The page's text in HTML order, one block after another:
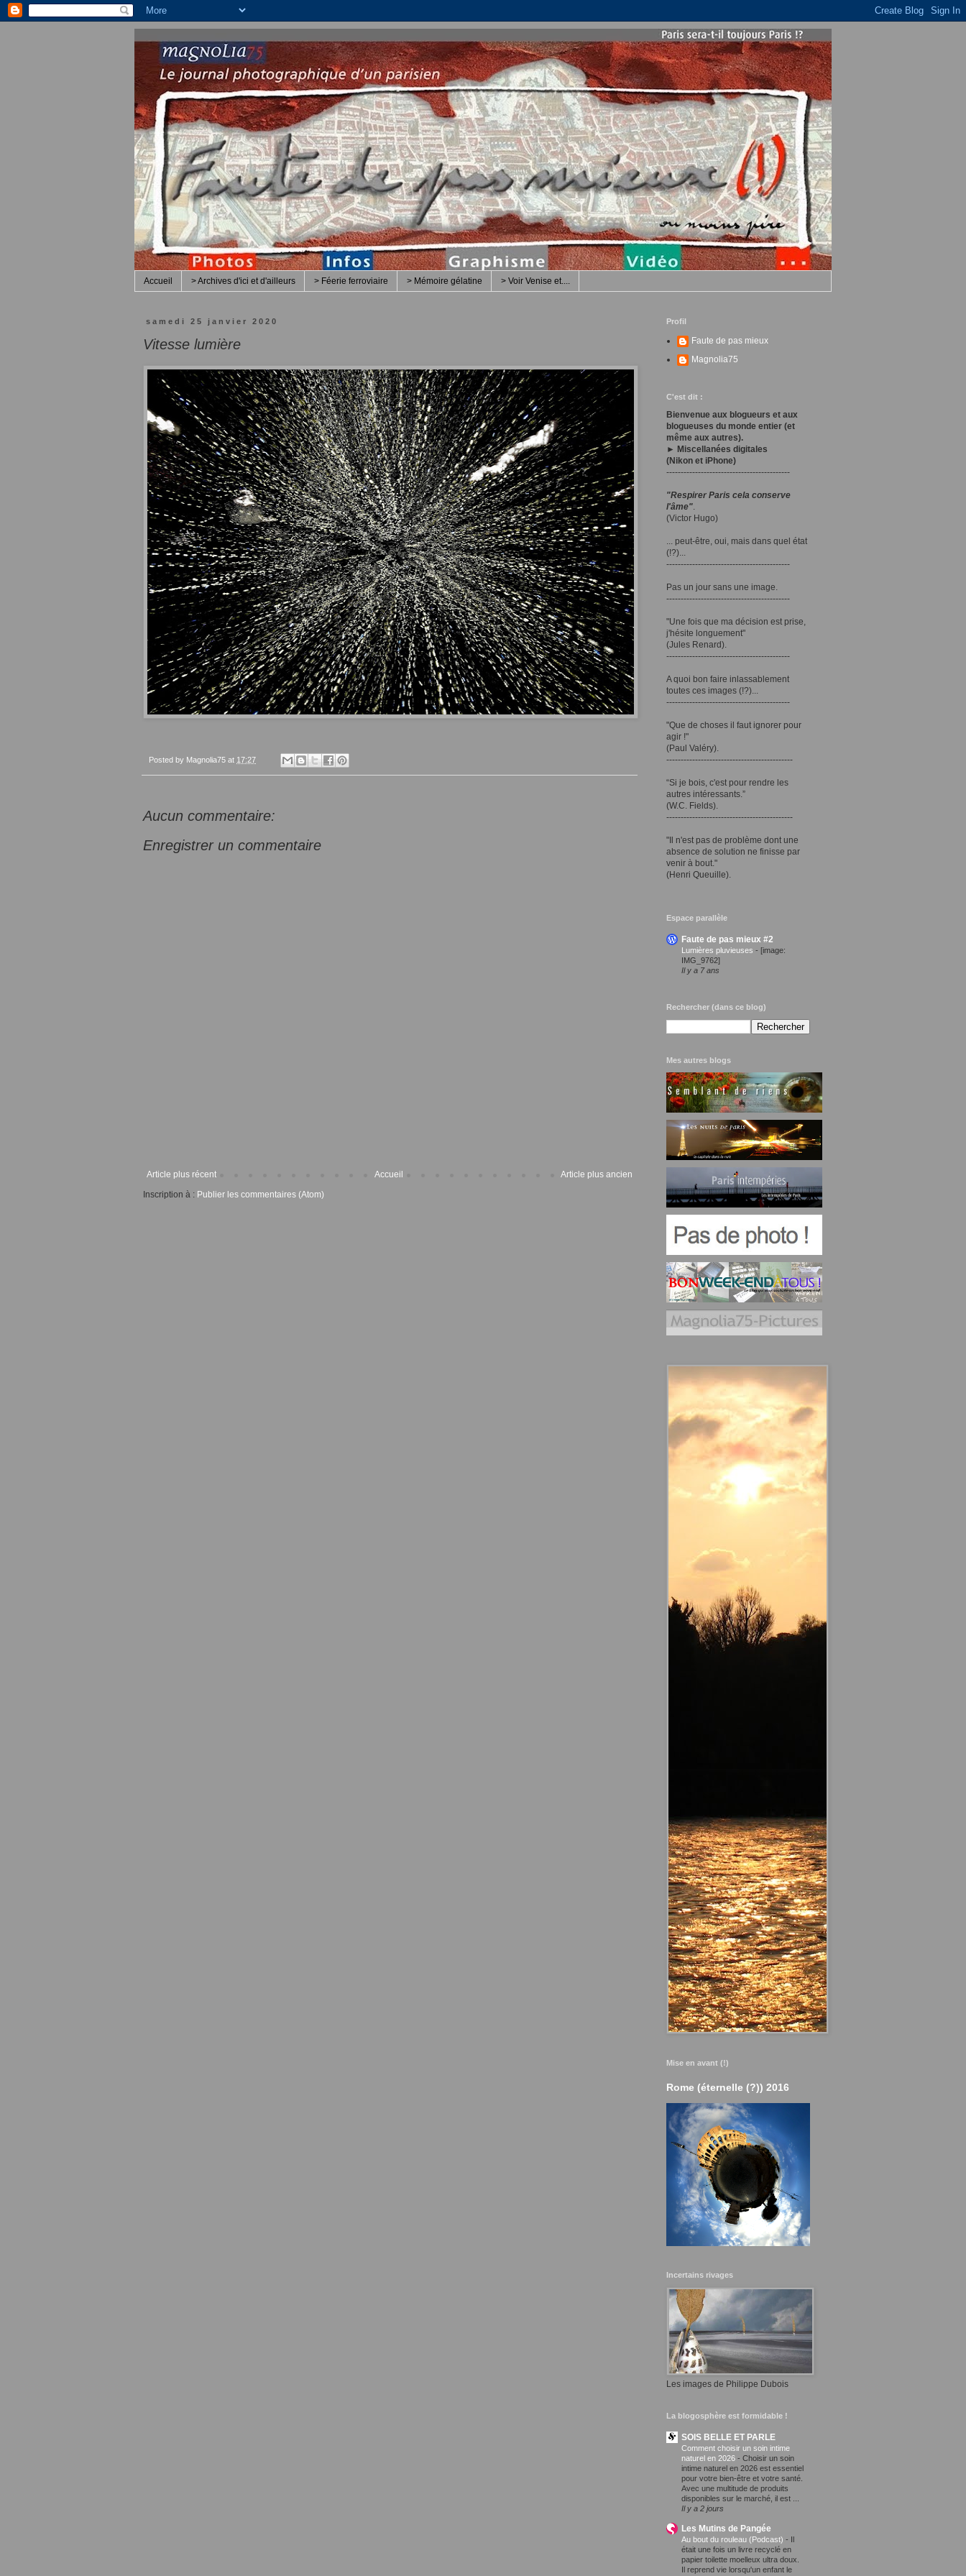
Accueil > Archives d'ici et d'ailleurs > Féerie ferroviaire > Mémoire gélatine > Voir Venise et....
samedi 25 janvier 2020
Vitesse lumière
Posted by Magnolia75 at 17:27
Aucun commentaire:
Enregistrer un commentaire
Article plus récent Article plus ancien
Accueil
Inscription à : Publier les commentaires (Atom)
Profil
Faute de pas mieux
Magnolia75
C'est dit :
Bienvenue aux blogueurs et aux
blogueuses du monde entier (et
même aux autres).
► Miscellanées digitales
(Nikon et iPhone)
-------------------------------------------
"Respirer Paris cela conserve
l'âme".
(Victor Hugo)
... peut-être, oui, mais dans quel état
(!?)...
-------------------------------------------
Pas un jour sans une image.
-------------------------------------------
"Une fois que ma décision est prise,
j'hésite longuement"
(Jules Renard).
-------------------------------------------
A quoi bon faire inlassablement
toutes ces images (!?)...
-------------------------------------------
"Que de choses il faut ignorer pour
agir !"
(Paul Valéry).
--------------------------------------------
“Si je bois, c'est pour rendre les
autres intéressants.”
(W.C. Fields).
--------------------------------------------
"Il n'est pas de problème dont une
absence de solution ne finisse par
venir à bout."
(Henri Queuille).
Espace parallèle
Faute de pas mieux #2
Lumières pluvieuses - [image:
IMG_9762]
Il y a 7 ans
Rechercher (dans ce blog)
Mes autres blogs
Mise en avant (!)
Rome (éternelle (?)) 2016
Incertains rivages
Les images de Philippe Dubois
La blogosphère est formidable !
SOIS BELLE ET PARLE
Comment choisir un soin intime
naturel en 2026 - Choisir un soin
intime naturel en 2026 est essentiel
pour votre bien-être et votre santé.
Avec une multitude de produits
disponibles sur le marché, il est ...
Il y a 2 jours
Les Mutins de Pangée
Au bout du rouleau (Podcast) - Il
était une fois un livre recyclé en
papier toilette moelleux ultra doux.
Il reprend vie lorsqu'un enfant le